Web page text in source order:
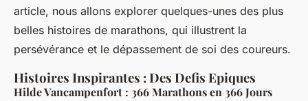
article, nous allons explorer quelques-unes des plus
belles histoires de marathons, qui illustrent la
persévérance et le dépassement de soi des coureurs.
Histoires Inspirantes : Des Defis Epiques
Hilde Vancampenfort : 366 Marathons en 366 Jours